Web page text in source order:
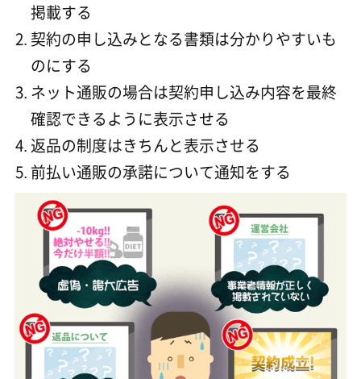
掲載する
契約の申し込みとなる書類は分かりやすいも
のにする
ネット通販の場合は契約申し込み内容を最終
確認できるように表示させる
返品の制度はきちんと表示させる
前払い通販の承諾について通知をする